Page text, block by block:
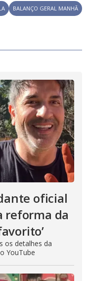
BALANÇO GERAL MANHÃ
oficial
reforma da
os detalhes da
YouTube